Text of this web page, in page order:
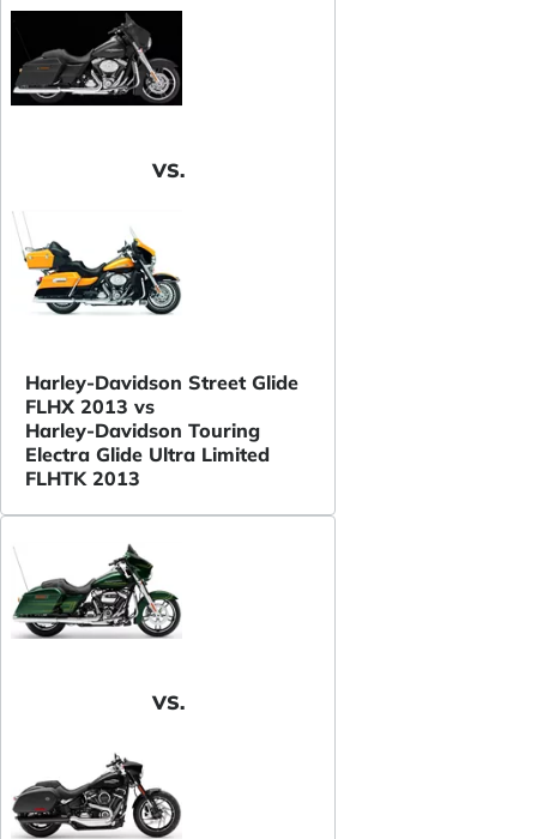
VS.
Harley-Davidson Street Glide
FLHX 2013 vs
Harley-Davidson Touring
Electra Glide Ultra Limited
FLHTK 2013
VS.